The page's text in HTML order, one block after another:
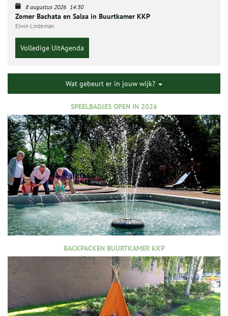
8 augustus 2026 14:30
Zomer Bachata en Salsa in Buurtkamer KKP
Elwin Lindeman
Volledige UitAgenda
Wat gebeurt er in jouw wijk?
SPEELBADJES OPEN IN 2026
BACKPACKEN BUURTKAMER KKP